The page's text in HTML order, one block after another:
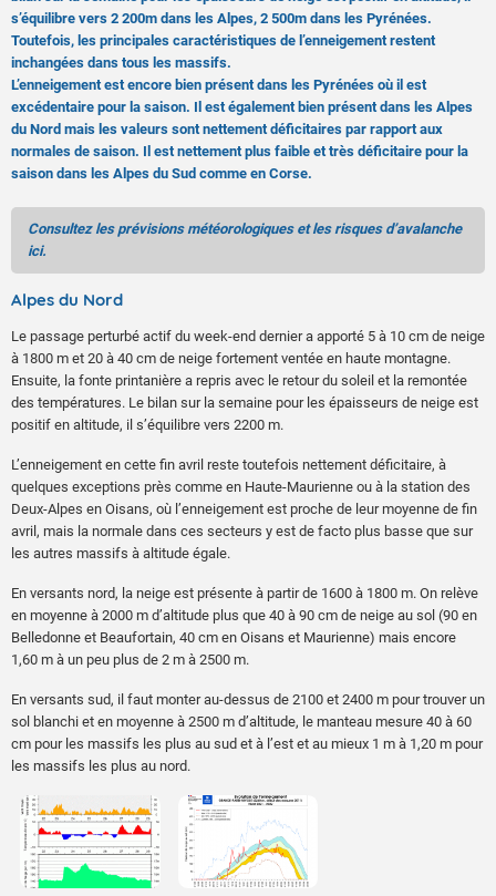
s’équilibre vers 2 200m dans les Alpes, 2 500m dans les Pyrénées.
Toutefois, les principales caractéristiques de l’enneigement restent
inchangées dans tous les massifs.
L’enneigement est encore bien présent dans les Pyrénées où il est
excédentaire pour la saison. Il est également bien présent dans les Alpes
du Nord mais les valeurs sont nettement déficitaires par rapport aux
normales de saison. Il est nettement plus faible et très déficitaire pour la
saison dans les Alpes du Sud comme en Corse.
Consultez les prévisions météorologiques et les risques d’avalanche
ici.
Alpes du Nord
Le passage perturbé actif du week-end dernier a apporté 5 à 10 cm de neige
à 1800 m et 20 à 40 cm de neige fortement ventée en haute montagne.
Ensuite, la fonte printanière a repris avec le retour du soleil et la remontée
des températures. Le bilan sur la semaine pour les épaisseurs de neige est
positif en altitude, il s’équilibre vers 2200 m.
L’enneigement en cette fin avril reste toutefois nettement déficitaire, à
quelques exceptions près comme en Haute-Maurienne ou à la station des
Deux-Alpes en Oisans, où l’enneigement est proche de leur moyenne de fin
avril, mais la normale dans ces secteurs y est de facto plus basse que sur
les autres massifs à altitude égale.
En versants nord, la neige est présente à partir de 1600 à 1800 m. On relève
en moyenne à 2000 m d’altitude plus que 40 à 90 cm de neige au sol (90 en
Belledonne et Beaufortain, 40 cm en Oisans et Maurienne) mais encore
1,60 m à un peu plus de 2 m à 2500 m.
En versants sud, il faut monter au-dessus de 2100 et 2400 m pour trouver un
sol blanchi et en moyenne à 2500 m d’altitude, le manteau mesure 40 à 60
cm pour les massifs les plus au sud et à l’est et au mieux 1 m à 1,20 m pour
les massifs les plus au nord.